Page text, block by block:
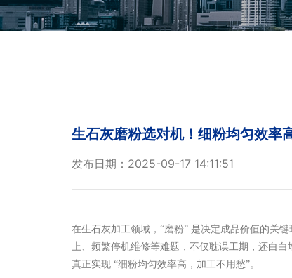
生石灰磨粉选对机！细粉均匀效率
发布日期：2025-09-17 14:11:51
在生石灰加工领域， “磨粉” 是决定成品价值的关
上、频繁停机维修等难题，不仅耽误工期，还白
真正实现 “细粉均匀效率高，加工不用愁”。